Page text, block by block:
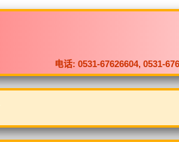
电话: 0531-67626604, 0531-